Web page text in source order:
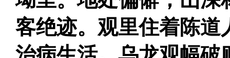
客绝迹。观里住着陈道